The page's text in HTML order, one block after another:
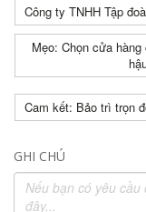
Công ty TNHH Tập
Mẹo: Chọn cửa
Cam kết: Bảo trì trọn
GHI CHÚ